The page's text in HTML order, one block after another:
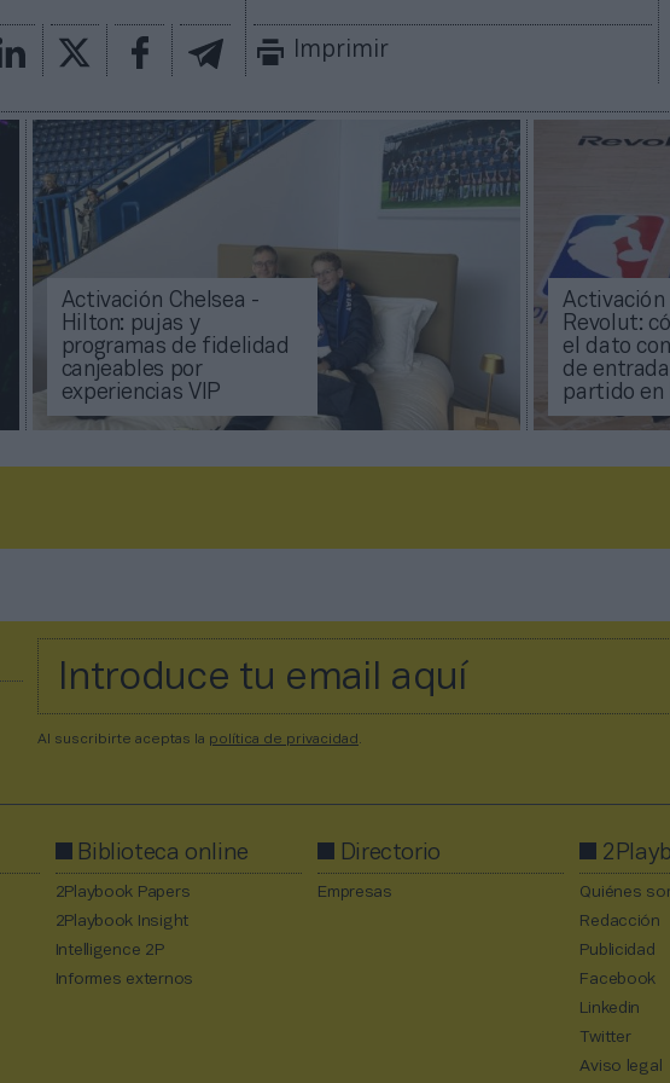
Imprimir
Activación Chelsea -
Hilton: pujas y
programas de fidelidad
canjeables por
experiencias VIP
Activación
Revolut:
el dato
de
partido en
Al suscribirte aceptas la política de privacidad
Biblioteca online
2Playbook Papers
2Playbook Insight
Intelligence 2P
Informes externos
Directorio
Empresas
Quiénes
Redacción
Publicidad
Facebook
Linkedin
Twitter
Aviso legal